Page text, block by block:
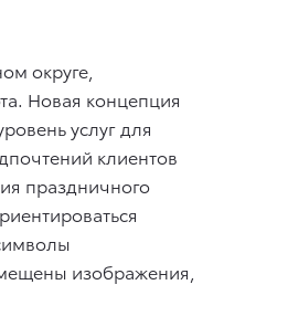
округе,
Новая концепция
услуг для
клиентов
праздничного
изображения,